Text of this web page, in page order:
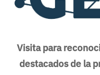
Visita para
destacados de la